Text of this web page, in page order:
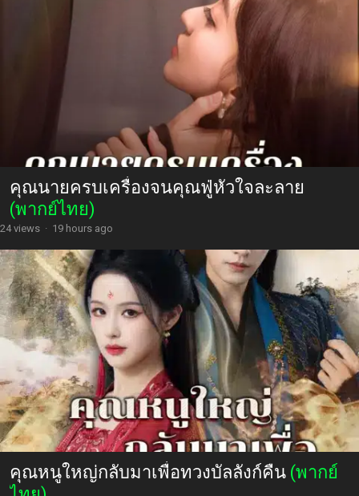
คุณนายครบเครื่องจนคุณฟู่หัวใจละลาย
(พากย์ไทย)
24 views · 19 hours ago
คุณหนูใหญ่กลับมาเพื่อทวงบัลลังก์คืน (พากย์